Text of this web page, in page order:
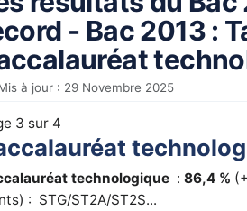
- Bac 2013 :
à jour : 29 Novembre 2025
3 sur 4
technologique :86,4 %
: STG/ST2A/ST2S...